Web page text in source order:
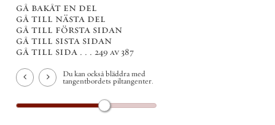
gå bakåt en del
gå till nästa del
gå till första sidan
gå till sista sidan
gå till sida . . . 249 av 387
Du kan också bläddra med
tangentbordets piltangenter.